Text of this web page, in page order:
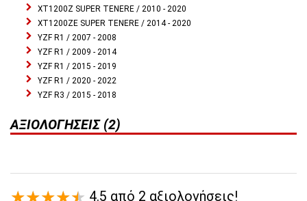
XT1200Z SUPER TENERE / 2010 - 2020
XT1200ZE SUPER TENERE / 2014 - 2020
YZF R1 / 2007 - 2008
YZF R1 / 2009 - 2014
YZF R1 / 2015 - 2019
YZF R1 / 2020 - 2022
YZF R3 / 2015 - 2018
ΑΞΙΟΛΟΓΉΣΕΙΣ (2)
4.5 από 2 αξιολογήσεις!